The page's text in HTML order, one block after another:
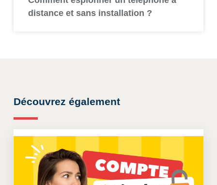
distance et sans installation ?
Découvrez également